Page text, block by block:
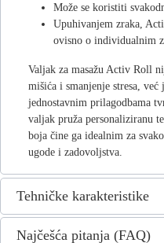
Može se koristiti
Upuhivanjem zraka,
ovisno o individualnim
Valjak za masažu Activ Roll
mišića i smanjenje stresa, već
jednostavnim prilagodbama
valjak pruža personaliziranu
boja čine ga idealnim za
ugode i zadovoljstva.
Tehničke karakteristike
Najčešća pitanja (FAQ)